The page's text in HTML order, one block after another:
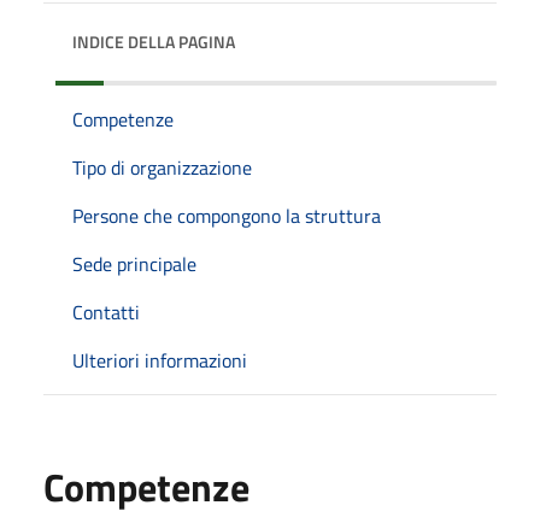
INDICE DELLA PAGINA
Competenze
Tipo di organizzazione
Persone che compongono la struttura
Sede principale
Contatti
Ulteriori informazioni
Competenze